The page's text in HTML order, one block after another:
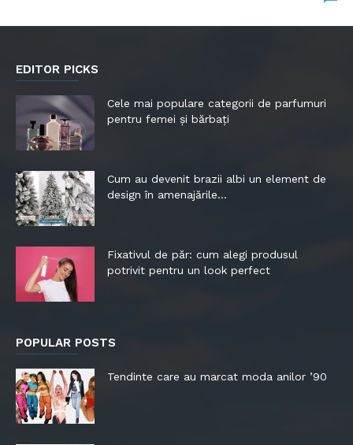
EDITOR PICKS
Cele mai populare categorii de parfumuri
pentru femei și bărbați
Cum au devenit brazii albi un element de
design în amenajările...
Fixativul de păr: cum alegi produsul
potrivit pentru un look perfect
POPULAR POSTS
Tendinte care au marcat moda anilor ’90